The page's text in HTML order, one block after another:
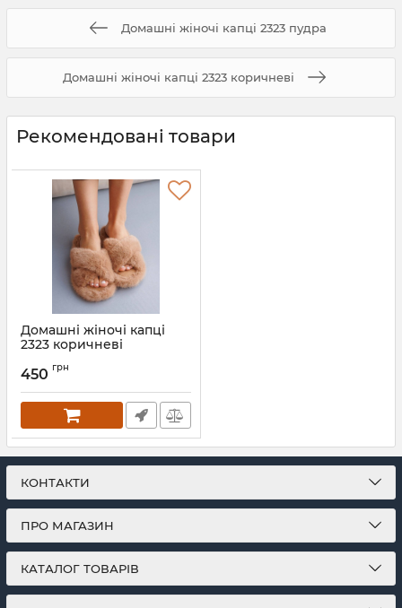
Домашні жіночі капці 2323 пудра
Домашні жіночі капці 2323 коричневі
Рекомендовані товари
Домашні жіночі капці
2323 коричневі
450 грн
КОНТАКТИ
ПРО МАГАЗИН
КАТАЛОГ ТОВАРІВ